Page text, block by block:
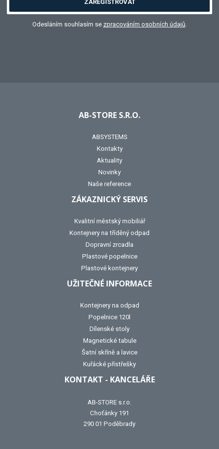
ZAREGISTROVAT
Odesláním souhlasím se zpracováním osobních údajů
AB-STORE S.R.O.
ABSYSTEMS
Kontakty
Aktuality
Novinky
Naše reference
ZÁKAZNICKÝ SERVIS
Kvalitní městský mobiliář
Kontejnery na tříděný odpad
Dopravní zrcadla
Plastové popelnice
Plastové kontejnery
UŽITEČNÉ INFORMACE
Kontejnery na odpad
Popelnice 120l
Dílenské stoly
Magnetické tabule
Šatní skříně a lavice
Kuřácké přístřešky
KONTAKT - KANCELÁŘE
AB-STORE s.r.o.
Choťánky 191
290 01 Poděbrady